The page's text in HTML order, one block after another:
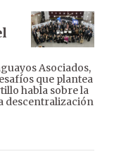
Asociados,
que plantea
habla sobre la
descentralización